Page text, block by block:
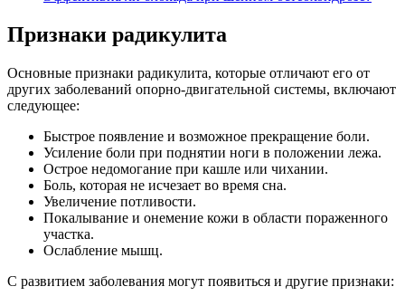
Признаки радикулита
Основные признаки радикулита, которые отличают его от
других заболеваний опорно-двигательной системы, включают
следующее:
Быстрое появление и возможное прекращение боли.
Усиление боли при поднятии ноги в положении лежа.
Острое недомогание при кашле или чихании.
Боль, которая не исчезает во время сна.
Увеличение потливости.
Покалывание и онемение кожи в области пораженного
участка.
Ослабление мышц.
С развитием заболевания могут появиться и другие признаки: